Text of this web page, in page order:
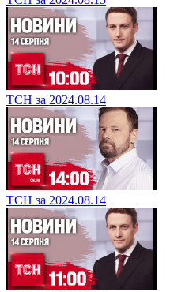
ТСН за 2024.08.14
ТСН за 2024.08.14